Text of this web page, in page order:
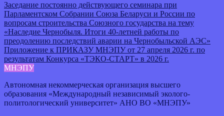
Заседание постоянно действующего семинара при
Парламентском Собрании Союза Беларуси и России по
вопросам строительства Союзного государства на тему
«Наследие Чернобыля. Итоги 40-летней работы по
преодолению последствий аварии на Чернобыльской АЭС»
Приложение к ПРИКАЗУ МНЭПУ от 27 апреля 2026 г. по
результатам Конкурса «ТЭКО-СТАРТ» в 2026 г.
МНЭПУ
Автономная некоммерческая организация высшего
образования «Международный независимый эколого-
политологический университет» АНО ВО «МНЭПУ»